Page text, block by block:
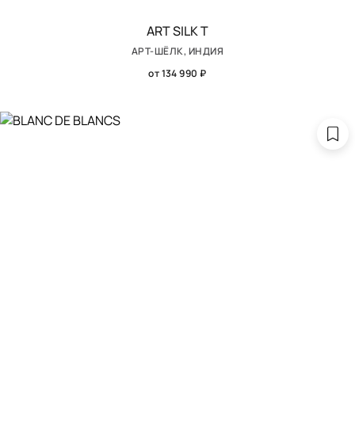
ART SILK T
АРТ-ШЁЛК, ИНДИЯ
от 134 990 ₽